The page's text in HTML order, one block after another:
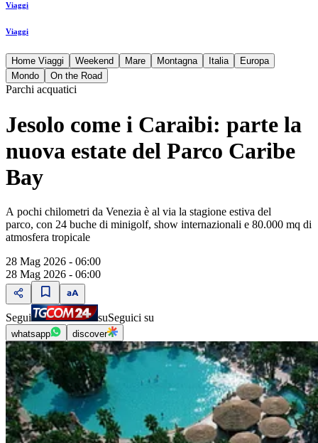
Viaggi
Viaggi
Home Viaggi Weekend Mare Montagna Italia
Europa
Mondo
On the Road
Parchi acquatici
Jesolo come i Caraibi: parte la
nuova estate del Parco Caribe
Bay
A pochi chilometri da Venezia è al via la stagione estiva del
parco, con 24 buche di minigolf, show internazionali e 80.000 mq di
atmosfera tropicale
28 Mag 2026 - 06:00
28 Mag 2026 - 06:00
Segui suSeguici su
whatsapp discover